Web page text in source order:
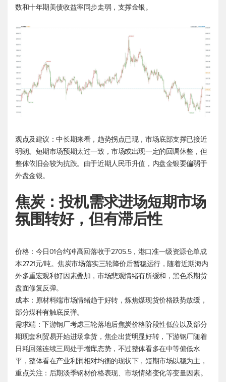
数和十年期美债收益率同步走弱，支撑金银。
观点及建议：中长期来看，趋势拐点已现，市场底部支撑已接近
明朗。短期市场预期太过一致，市场或出现一定的回调休整，但
整体依旧会较为抗跌。由于近期人民币升值，内盘金银要偏弱于
外盘金银。
焦炭：投机需求进场短期市场
氛围转好，但有滞后性
价格：今日01合约冲高回落收于2705.5，港口准一级资源仓单成
本2721元/吨。焦炭市场落实三轮降价后暂稳运行，随着近期海内
外多重宏观利好因素叠加，市场悲观情绪有所缓和，黑色系期货
盘面修复反弹。
成本：原材料端市场情绪趋于好转，炼焦煤现货价格跌势放缓，
部分煤种有触底反弹。
需求端：下游钢厂考虑三轮落地后焦炭价格阶段性低位以及部分
期现套利贸易开始进场拿货，焦企出货明显好转，下游钢厂随着
日耗回落连续三周处于增库态势，不过整体看多在中等偏低水
平，整体看在产业利润相对均衡的现状下，短期市场以稳为主，
重点关注：后期淡季钢材价格表现、市场情绪变化等变量因素。